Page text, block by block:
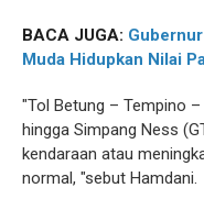
BACA JUGA:
Muda Hidupkan Nilai
"Tol Betung – Tempino
hingga Simpang Ness
kendaraan atau
normal, "sebut Hamdani.